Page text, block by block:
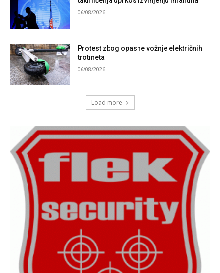
06/08/2026
Protest zbog opasne vožnje električnih
trotineta
06/08/2026
Load more